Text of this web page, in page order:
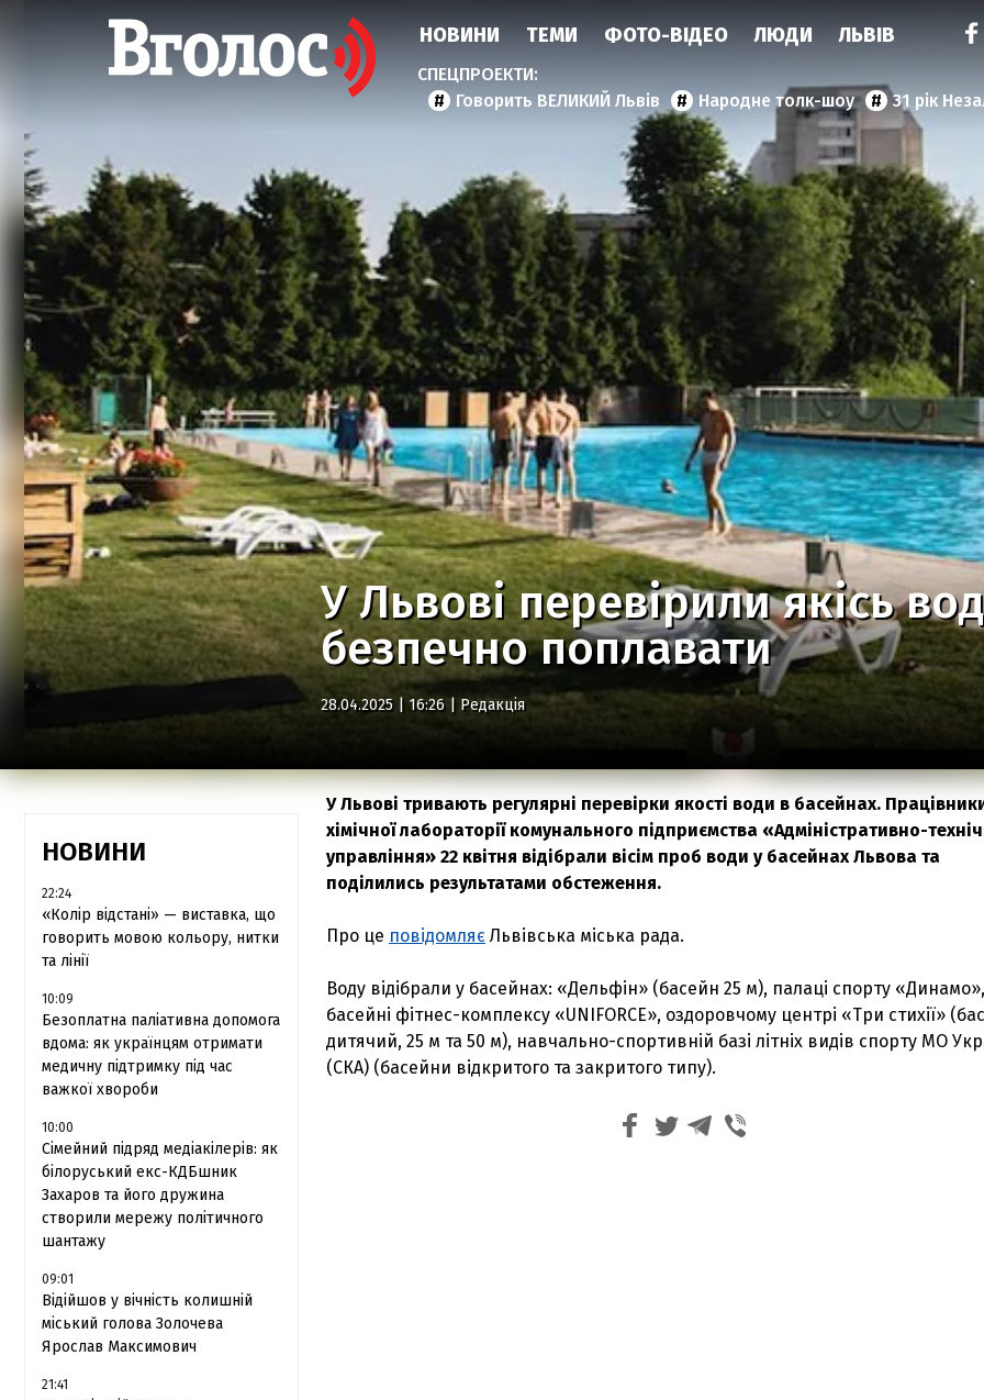
НОВИНИ ТЕМИ ФОТО-ВІДЕО ЛЮДИ ЛЬВІВ
Говорить ВЕЛИКИЙ Львів Народне толк-шоу 31 рік
У Львові перевірили якісь
безпечно поплавати
28.04.2025 | 16:26 | Редакція
НОВИНИ
22:24
«Колір відстані» — виставка, що
говорить мовою кольору, нитки
та лінії
10:09
Безоплатна паліативна допомога
вдома: як українцям отримати
медичну підтримку під час
важкої хвороби
10:00
Сімейний підряд медіакілерів: як
білоруський екс-КДБшник
Захаров та його дружина
створили мережу політичного
шантажу
09:01
Відійшов у вічність колишній
міський голова Золочева
Ярослав Максимович
21:41
У Львові тривають регулярні перевірки якості води в басейнах.
хімічної лабораторії комунального підприємства «Адміністративно-
управління» 22 квітня відібрали вісім проб води у басейнах Львова та
поділились результатами обстеження.
Про це повідомляє Львівська міська рада.
Воду відібрали у басейнах: «Дельфін» (басейн 25 м), палаці спорту «Динамо»,
басейні фітнес-комплексу «UNIFORCE», оздоровчому центрі «Три стихії»
дитячий, 25 м та 50 м), навчально-спортивній базі літніх видів спорту МО
(СКА) (басейни відкритого та закритого типу).